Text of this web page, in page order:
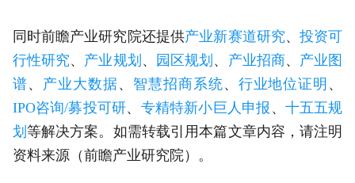
同时前瞻产业研究院还提供产业新赛道研究、投资可
行性研究、 产业规划 、 园区规划 、 产业招商、 产业图
谱、 产业大数据、 智慧招商系统、 行业地位证明 、
IPO咨询/募投可研、 专精特新小巨人申报 、 十五五规
划 等解决方案。如需转载引用本篇文章内容，请注明
资料来源（前瞻产业研究院）。